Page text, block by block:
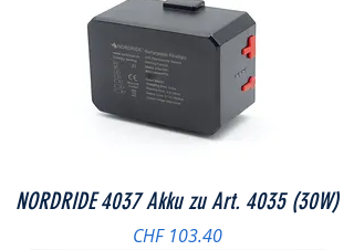
NORDRIDE 4037 Akku zu Art. 4035 (30W)
Preis
CHF 103.40